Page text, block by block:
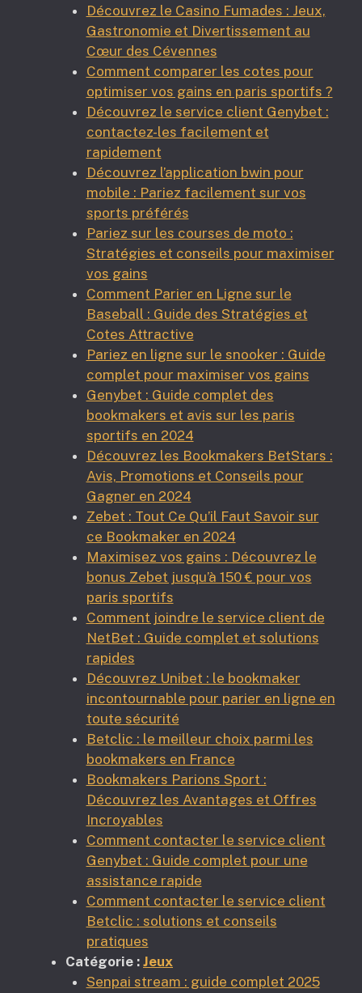
Découvrez le Casino Fumades : Jeux,
Gastronomie et Divertissement au
Cœur des Cévennes
Comment comparer les cotes pour
optimiser vos gains en paris sportifs ?
Découvrez le service client Genybet :
contactez-les facilement et
rapidement
Découvrez l’application bwin pour
mobile : Pariez facilement sur vos
sports préférés
Pariez sur les courses de moto :
Stratégies et conseils pour maximiser
vos gains
Comment Parier en Ligne sur le
Baseball : Guide des Stratégies et
Cotes Attractive
Pariez en ligne sur le snooker : Guide
complet pour maximiser vos gains
Genybet : Guide complet des
bookmakers et avis sur les paris
sportifs en 2024
Découvrez les Bookmakers BetStars :
Avis, Promotions et Conseils pour
Gagner en 2024
Zebet : Tout Ce Qu’il Faut Savoir sur
ce Bookmaker en 2024
Maximisez vos gains : Découvrez le
bonus Zebet jusqu’à 150 € pour vos
paris sportifs
Comment joindre le service client de
NetBet : Guide complet et solutions
rapides
Découvrez Unibet : le bookmaker
incontournable pour parier en ligne en
toute sécurité
Betclic : le meilleur choix parmi les
bookmakers en France
Bookmakers Parions Sport :
Découvrez les Avantages et Offres
Incroyables
Comment contacter le service client
Genybet : Guide complet pour une
assistance rapide
Comment contacter le service client
Betclic : solutions et conseils
pratiques
Catégorie : Jeux
Senpai stream : guide complet 2025